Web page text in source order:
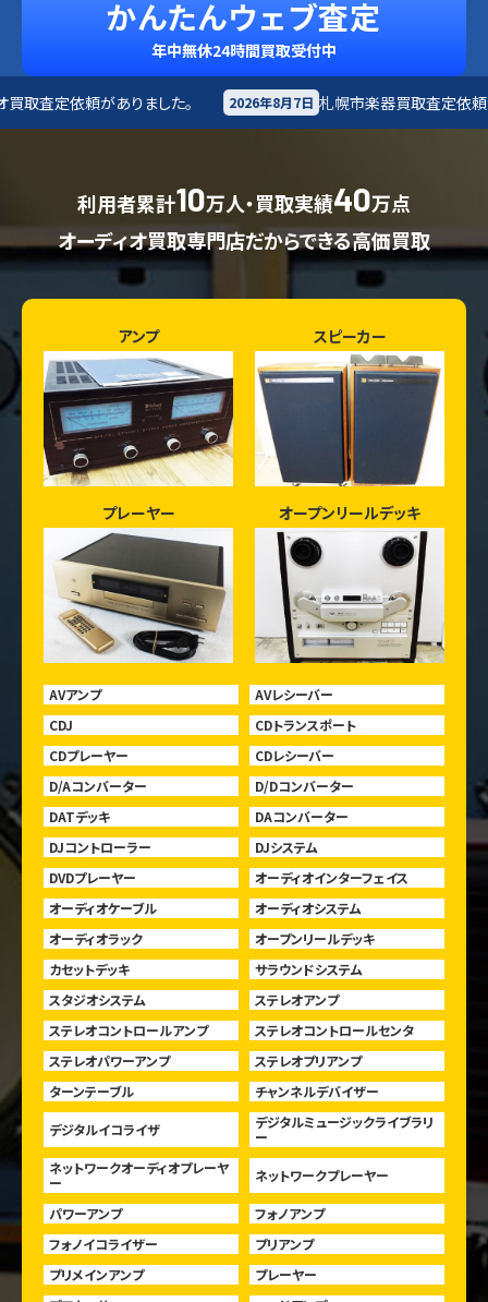
かんたんウェブ査定
年中無休24時間買取受付中
た。 2026年8月7日 札幌市 楽器買取査定依頼がありました。
利用者累計10万人・買取実績40万点
オーディオ買取専門店だからできる高価買取
アンプ スピーカー
プレーヤー オープンリールデッキ
AVアンプ
AVレシーバー
CDJ
CDトランスポート
CDプレーヤー
CDレシーバー
D/Aコンバーター
D/Dコンバーター
DATデッキ
DAコンバーター
DJコントローラー
DJシステム
DVDプレーヤー
オーディオインターフェイス
オーディオケーブル
オーディオシステム
オーディオラック
オープンリールデッキ
カセットデッキ
サラウンドシステム
スタジオシステム
ステレオアンプ
ステレオコントロールアンプ
ステレオコントロールセンタ
ステレオパワーアンプ
ステレオプリアンプ
ターンテーブル
チャンネルデバイザー
デジタルイコライザ
デジタルミュージックライブラリ
ー
ネットワークオーディオプレーヤ
ー
ネットワークプレーヤー
パワーアンプ
フォノアンプ
フォノイコライザー
プリアンプ
プリメインアンプ
プレーヤー